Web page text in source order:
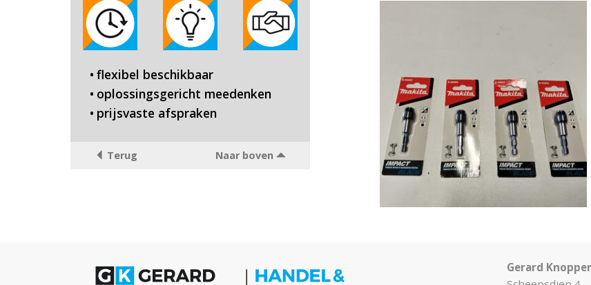
flexibel beschikbaar
oplossingsgericht meedenken
prijsvaste afspraken
Terug Naar boven
Gerard